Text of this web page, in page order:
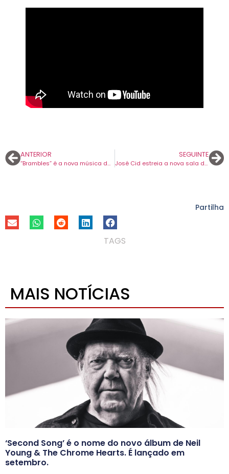
ANTERIOR
“Brambles” é a nova música dos Frank Carter & The Rattlesnakes.
SEGUINTE
José Cid estreia a nova sala de concertos de Lisboa, a Rock Station.
Partilha
TAGS
MAIS NOTÍCIAS
‘Second Song’ é o nome do novo álbum de Neil
Young & The Chrome Hearts. É lançado em
setembro.